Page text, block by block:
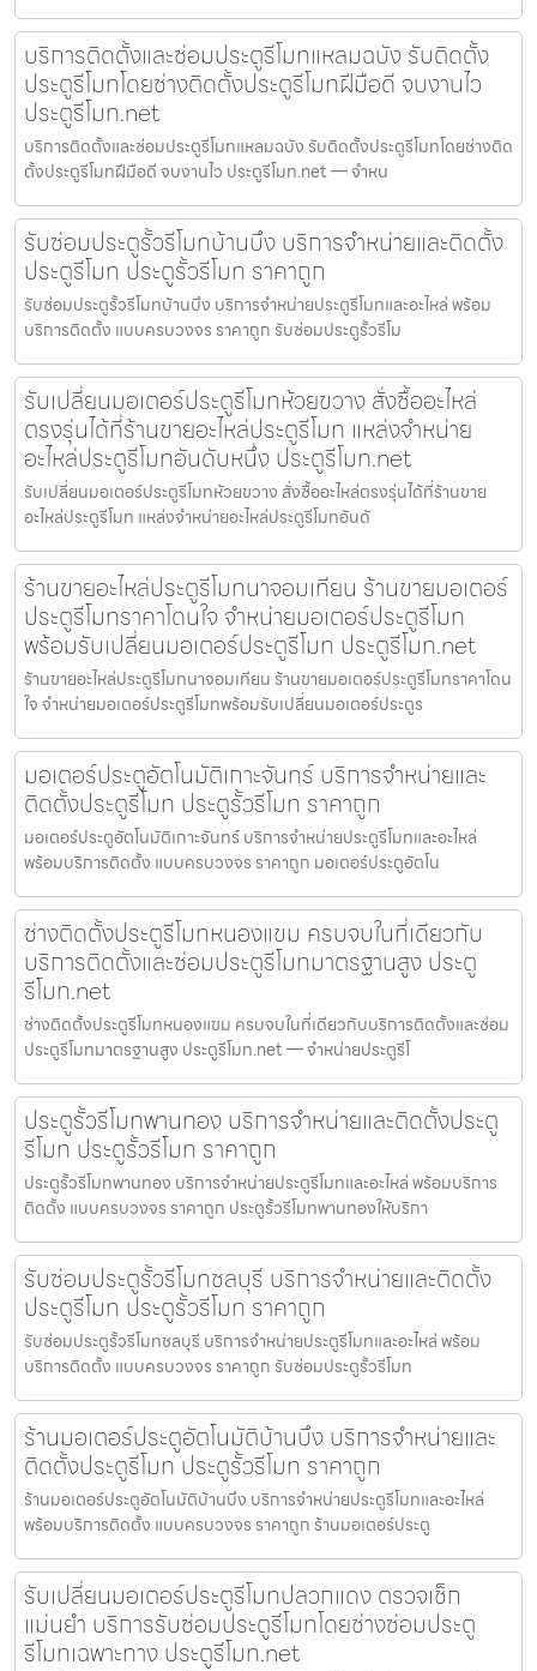
บริการติดตั้งและซ่อมประตูรีโมทแหลมฉบัง รับติดตั้ง
ประตูรีโมทโดยช่างติดตั้งประตูรีโมทฝีมือดี จบงานไว
ประตูรีโมท.net
บริการติดตั้งและซ่อมประตูรีโมทแหลมฉบัง รับติดตั้งประตูรีโมทโดยช่างติด
ตั้งประตูรีโมทฝีมือดี จบงานไว ประตูรีโมท.net — จำหน
รับซ่อมประตูรั้วรีโมทบ้านบึง บริการจำหน่ายและติดตั้ง
ประตูรีโมท ประตูรั้วรีโมท ราคาถูก
รับซ่อมประตูรั้วรีโมทบ้านบึง บริการจำหน่ายประตูรีโมทและอะไหล่ พร้อม
บริการติดตั้ง แบบครบวงจร ราคาถูก รับซ่อมประตูรั้วรีโม
รับเปลี่ยนมอเตอร์ประตูรีโมทห้วยขวาง สั่งซื้ออะไหล่
ตรงรุ่นได้ที่ร้านขายอะไหล่ประตูรีโมท แหล่งจำหน่าย
อะไหล่ประตูรีโมทอันดับหนึ่ง ประตูรีโมท.net
รับเปลี่ยนมอเตอร์ประตูรีโมทห้วยขวาง สั่งซื้ออะไหล่ตรงรุ่นได้ที่ร้านขาย
อะไหล่ประตูรีโมท แหล่งจำหน่ายอะไหล่ประตูรีโมทอันดั
ร้านขายอะไหล่ประตูรีโมทนาจอมเทียน ร้านขายมอเตอร์
ประตูรีโมทราคาโดนใจ จำหน่ายมอเตอร์ประตูรีโมท
พร้อมรับเปลี่ยนมอเตอร์ประตูรีโมท ประตูรีโมท.net
ร้านขายอะไหล่ประตูรีโมทนาจอมเทียน ร้านขายมอเตอร์ประตูรีโมทราคาโดน
ใจ จำหน่ายมอเตอร์ประตูรีโมทพร้อมรับเปลี่ยนมอเตอร์ประตูร
มอเตอร์ประตูอัตโนมัติเกาะจันทร์ บริการจำหน่ายและ
ติดตั้งประตูรีโมท ประตูรั้วรีโมท ราคาถูก
มอเตอร์ประตูอัตโนมัติเกาะจันทร์ บริการจำหน่ายประตูรีโมทและอะไหล่
พร้อมบริการติดตั้ง แบบครบวงจร ราคาถูก มอเตอร์ประตูอัตโน
ช่างติดตั้งประตูรีโมทหนองแขม ครบจบในที่เดียวกับ
บริการติดตั้งและซ่อมประตูรีโมทมาตรฐานสูง ประตู
รีโมท.net
ช่างติดตั้งประตูรีโมทหนองแขม ครบจบในที่เดียวกับบริการติดตั้งและซ่อม
ประตูรีโมทมาตรฐานสูง ประตูรีโมท.net — จำหน่ายประตูรีโ
ประตูรั้วรีโมทพานทอง บริการจำหน่ายและติดตั้งประตู
รีโมท ประตูรั้วรีโมท ราคาถูก
ประตูรั้วรีโมทพานทอง บริการจำหน่ายประตูรีโมทและอะไหล่ พร้อมบริการ
ติดตั้ง แบบครบวงจร ราคาถูก ประตูรั้วรีโมทพานทองให้บริกา
รับซ่อมประตูรั้วรีโมทชลบุรี บริการจำหน่ายและติดตั้ง
ประตูรีโมท ประตูรั้วรีโมท ราคาถูก
รับซ่อมประตูรั้วรีโมทชลบุรี บริการจำหน่ายประตูรีโมทและอะไหล่ พร้อม
บริการติดตั้ง แบบครบวงจร ราคาถูก รับซ่อมประตูรั้วรีโมท
ร้านมอเตอร์ประตูอัตโนมัติบ้านบึง บริการจำหน่ายและ
ติดตั้งประตูรีโมท ประตูรั้วรีโมท ราคาถูก
ร้านมอเตอร์ประตูอัตโนมัติบ้านบึง บริการจำหน่ายประตูรีโมทและอะไหล่
พร้อมบริการติดตั้ง แบบครบวงจร ราคาถูก ร้านมอเตอร์ประตู
รับเปลี่ยนมอเตอร์ประตูรีโมทปลวกแดง ตรวจเช็ก
แม่นยำ บริการรับซ่อมประตูรีโมทโดยช่างซ่อมประตู
รีโมทเฉพาะทาง ประตูรีโมท.net